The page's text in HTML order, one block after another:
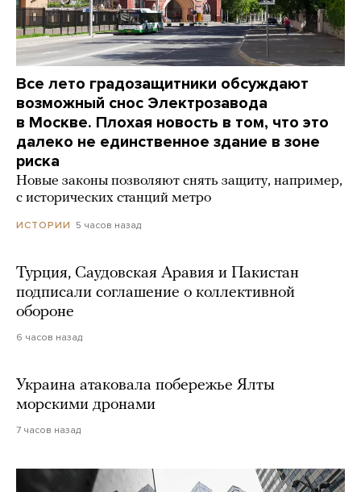
Все лето градозащитники обсуждают
возможный снос Электрозавода
в Москве. Плохая новость в том, что это
далеко не единственное здание в зоне
риска
Новые законы позволяют снять защиту, например,
с исторических станций метро
ИСТОРИИ 5 часов назад
Турция, Саудовская Аравия и Пакистан
подписали соглашение о коллективной
обороне
6 часов назад
Украина атаковала побережье Ялты
морскими дронами
7 часов назад